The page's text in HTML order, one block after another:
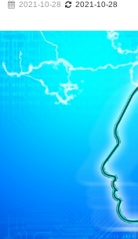
2021-10-28 2021-10-28